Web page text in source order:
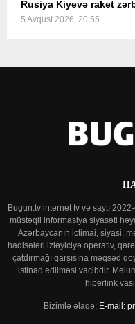
Rusiya Kiyevə raket
5 Avqust 2026, 20:55
Bugun.tv internet tv və saytı
müstəqil informasiya siyasəti
Azərbaycanın ictimai, siyasi,
hadisələri izləyiciyə operativ,
çatdırmağı qarşısına məqsəd
istinad edilməsi vacibdir.
hiperlink
Bizimlə əlaqə: E-mail: